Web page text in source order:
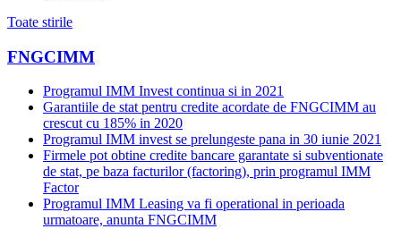
Toate stirile
FNGCIMM
Programul IMM Invest continua si in 2021
Garantiile de stat pentru credite acordate de FNGCIMM au
crescut cu 185% in 2020
Programul IMM invest se prelungeste pana in 30 iunie 2021
Firmele pot obtine credite bancare garantate si subventionate
de stat, pe baza facturilor (factoring), prin programul IMM
Factor
Programul IMM Leasing va fi operational in perioada
urmatoare, anunta FNGCIMM